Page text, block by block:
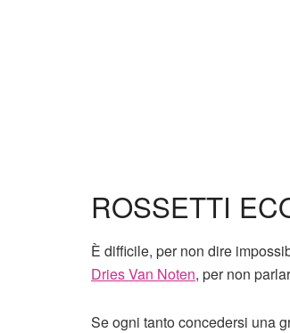
ROSSETTI
È difficile, per non dire
Dries Van Noten, per non
Se ogni tanto concedersi una